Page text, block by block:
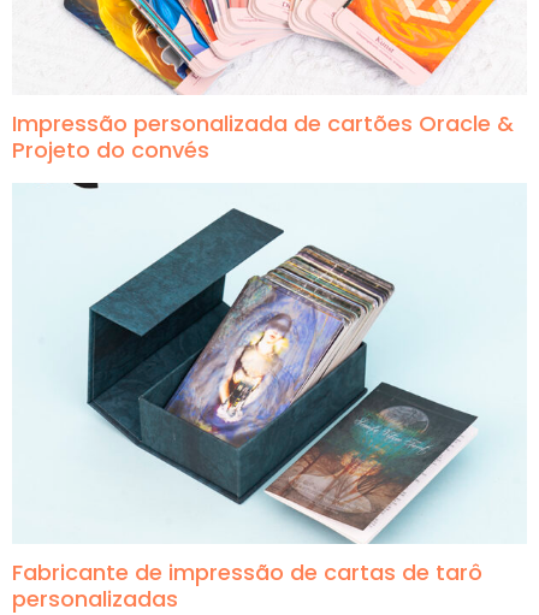
Impressão personalizada de cartões Oracle &
Projeto do convés
Fabricante de impressão de cartas de tarô
personalizadas